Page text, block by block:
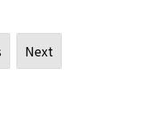
Next